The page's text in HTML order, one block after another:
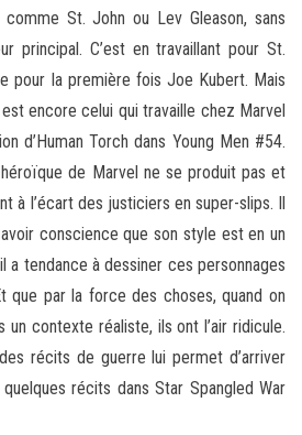
St. John ou Lev Gleason, sans
principal. C’est en travaillant pour St.
pour la première fois Joe Kubert. Mais
encore celui qui travaille chez Marvel
d’Human Torch dans Young Men #54.
héroïque de Marvel ne se produit pas et
à l’écart des justiciers en super-slips. Il
conscience que son style est en un
a tendance à dessiner ces personnages
que par la force des choses, quand on
un contexte réaliste, ils ont l’air ridicule.
récits de guerre lui permet d’arriver
récits dans Star Spangled War